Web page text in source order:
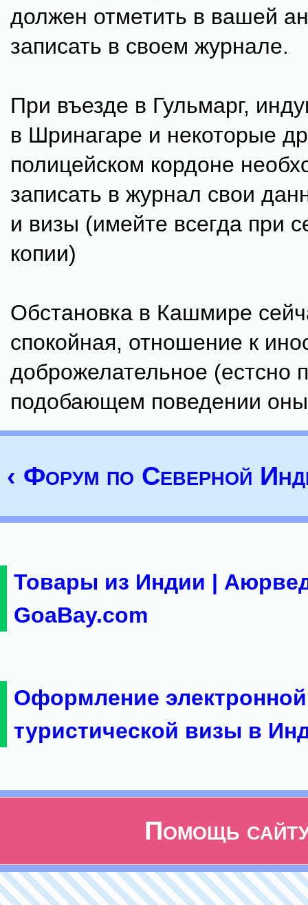
должен отметить в вашей
записать в своем журнале.
При въезде в Гульмарг,
в Шринагаре и некоторые
полицейском кордоне
записать в журнал свои
и визы (имейте всегда при
копии)
Обстановка в Кашмире
спокойная, отношение к
доброжелательное (естсно
подобающем поведении
‹ Форум по Северной
Товары из Индии |
GoaBay.com
Оформление электронной
туристической визы в
Помощь